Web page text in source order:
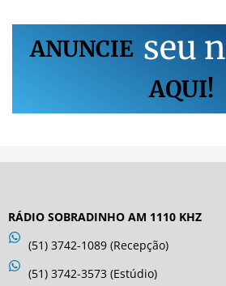
ANUNCIE seu n
AQUI!
RÁDIO SOBRADINHO AM 1110 KHZ
(51) 3742-1089 (Recepção)
(51) 3742-3573 (Estúdio)